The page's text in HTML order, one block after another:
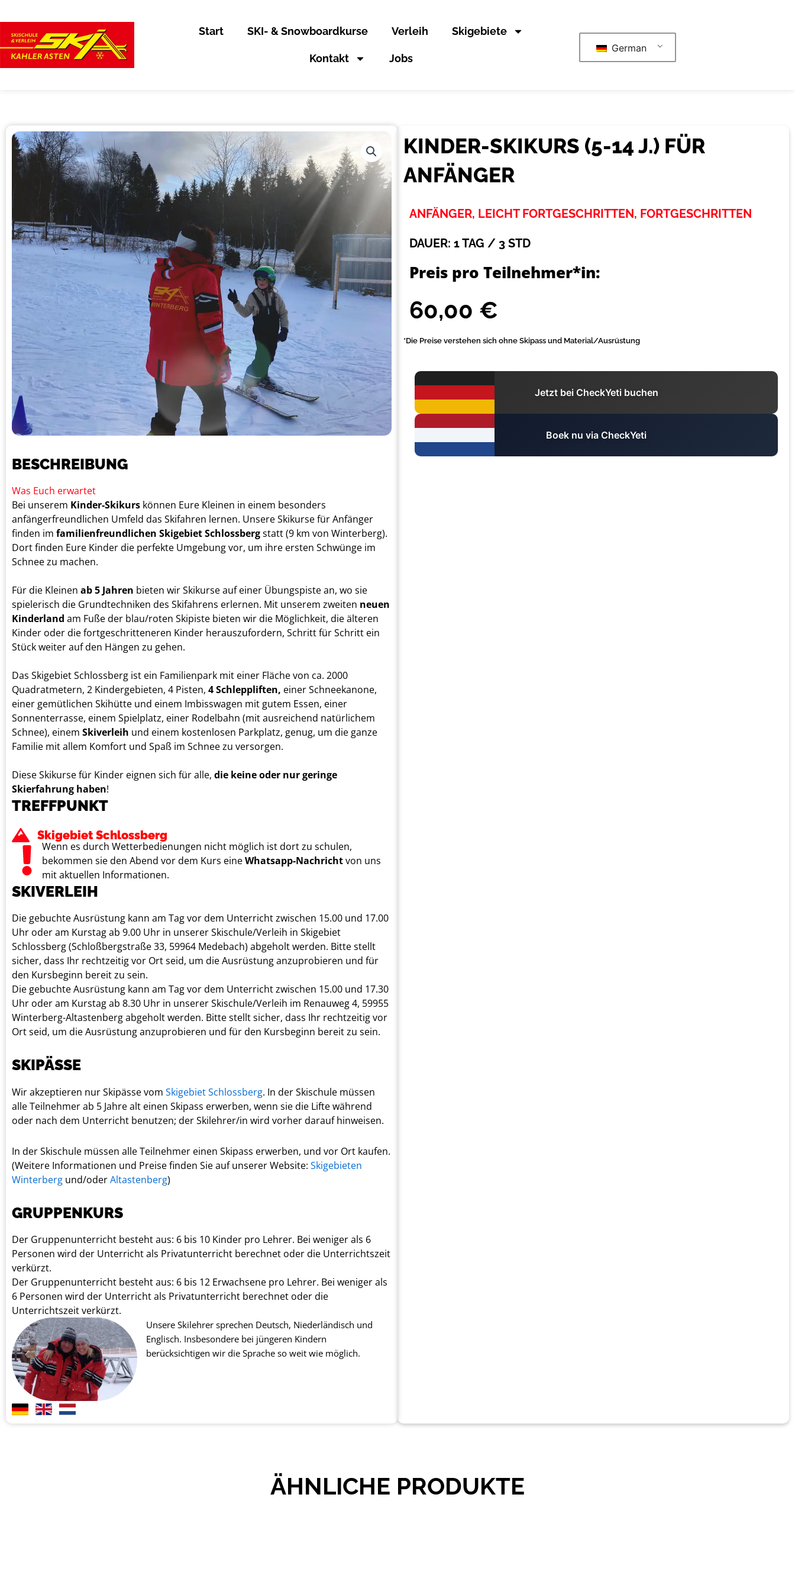
Inhalt
springen
Start SKI- & Snowboardkurse Verleih Skigebiete
Kontakt Jobs
German
BESCHREIBUNG
Was Euch erwartet
Bei unserem Kinder-Skikurs können Eure Kleinen in einem besonders
anfängerfreundlichen Umfeld das Skifahren lernen. Unsere Skikurse für Anfänger
finden im familienfreundlichen Skigebiet Schlossbergstatt (9 km von Winterberg).
Dort finden Eure Kinder die perfekte Umgebung vor, um ihre ersten Schwünge im
Schnee zu machen.
Für die Kleinen ab 5 Jahren bieten wir Skikurse auf einer Übungspiste an, wo sie
spielerisch die Grundtechniken des Skifahrens erlernen. Mit unserem zweiten neuen
Kinderland am Fuße der blau/roten Skipiste bieten wir die Möglichkeit, die älteren
Kinder oder die fortgeschritteneren Kinder herauszufordern, Schritt für Schritt ein
Stück weiter auf den Hängen zu gehen.
Das Skigebiet Schlossberg ist ein Familienpark mit einer Fläche von ca. 2000
Quadratmetern, 2 Kindergebieten, 4 Pisten, 4 Schleppliften, einer Schneekanone,
einer gemütlichen Skihütte und einem Imbisswagen mit gutem Essen, einer
Sonnenterrasse, einem Spielplatz, einer Rodelbahn (mit ausreichend natürlichem
Schnee), einem Skiverleih und einem kostenlosen Parkplatz, genug, um die ganze
Familie mit allem Komfort und Spaß im Schnee zu versorgen.
Diese Skikurse für Kinder eignen sich für alle, die keine oder nur geringe
Skierfahrung haben!
TREFFPUNKT
Skigebiet Schlossberg
Wenn es durch Wetterbedienungen nicht möglich ist dort zu schulen,
bekommen sie den Abend vor dem Kurs eineWhatsapp-Nachrichtvon uns
mit aktuellen Informationen.
SKIVERLEIH
Die gebuchte Ausrüstung kann am Tag vor dem Unterricht zwischen 15.00 und 17.00
Uhr oder am Kurstag ab 9.00 Uhr in unserer Skischule/Verleih in Skigebiet
Schlossberg (Schloßbergstraße 33, 59964 Medebach) abgeholt werden. Bitte stellt
sicher, dass Ihr rechtzeitig vor Ort seid, um die Ausrüstung anzuprobieren und für
den Kursbeginn bereit zu sein.
Die gebuchte Ausrüstung kann am Tag vor dem Unterricht zwischen 15.00 und 17.30
Uhr oder am Kurstag ab 8.30 Uhr in unserer Skischule/Verleih im Renauweg 4, 59955
Winterberg-Altastenberg abgeholt werden. Bitte stellt sicher, dass Ihr rechtzeitig vor
Ort seid, um die Ausrüstung anzuprobieren und für den Kursbeginn bereit zu sein.
SKIPÄSSE
Wir akzeptieren nur Skipässe vom Skigebiet Schlossberg. In der Skischule müssen
alle Teilnehmer ab 5 Jahre alt einen Skipass erwerben, wenn sie die Lifte während
oder nach dem Unterricht benutzen; der Skilehrer/in wird vorher darauf hinweisen.
In der Skischule müssen alle Teilnehmer einen Skipass erwerben, und vor Ort kaufen.
(Weitere Informationen und Preise finden Sie auf unserer Website: Skigebieten
Winterberg und/oderAltastenberg)
GRUPPENKURS
Der Gruppenunterricht besteht aus: 6 bis 10 Kinder pro Lehrer. Bei weniger als 6
Personen wird der Unterricht als Privatunterricht berechnet oder die Unterrichtszeit
verkürzt.
Der Gruppenunterricht besteht aus: 6 bis 12 Erwachsene pro Lehrer. Bei weniger als
6 Personen wird der Unterricht als Privatunterricht berechnet oder die
Unterrichtszeit verkürzt.
Unsere Skilehrer sprechen Deutsch, Niederländisch und
Englisch. Insbesondere bei jüngeren Kindern
berücksichtigen wir die Sprache so weit wie möglich.
KINDER-SKIKURS (5-14 J.) FÜR
ANFÄNGER
ANFÄNGER, LEICHT FORTGESCHRITTEN, FORTGESCHRITTEN
DAUER: 1 TAG / 3 STD
Preis pro Teilnehmer*in:
60,00 €
*Die Preise verstehen sich ohne Skipass und Material/Ausrüstung
Jetzt bei CheckYeti buchen
Boek nu via CheckYeti
ÄHNLICHE PRODUKTE